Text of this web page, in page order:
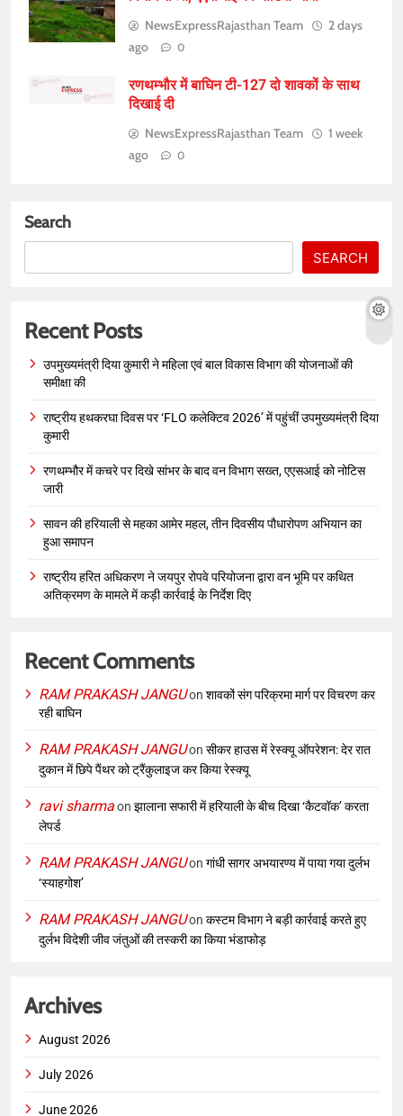
NewsExpressRajasthan Team
2 days
ago
0
रणथम्भौर में बाघिन टी-127 दो शावकों के साथ
दिखाई दी
NewsExpressRajasthan Team
1 week
ago
0
Search
SEARCH
Recent Posts
उपमुख्यमंत्री दिया कुमारी ने महिला एवं बाल विकास विभाग की योजनाओं की
समीक्षा की
राष्ट्रीय हथकरघा दिवस पर ‘FLO कलेक्टिव 2026’ में पहुंचीं उपमुख्यमंत्री दिया
कुमारी
रणथम्भौर में कचरे पर दिखे सांभर के बाद वन विभाग सख्त, एएसआई को नोटिस
जारी
सावन की हरियाली से महका आमेर महल, तीन दिवसीय पौधारोपण अभियान का
हुआ समापन
राष्ट्रीय हरित अधिकरण ने जयपुर रोपवे परियोजना द्वारा वन भूमि पर कथित
अतिक्रमण के मामले में कड़ी कार्रवाई के निर्देश दिए
Recent Comments
RAM PRAKASH JANGUon शावकों संग परिक्रमा मार्ग पर विचरण कर
रही बाघिन
RAM PRAKASH JANGUon सीकर हाउस में रेस्क्यू ऑपरेशन: देर रात
दुकान में छिपे पैंथर को ट्रैंकुलाइज कर किया रेस्क्यू
ravi sharmaon झालाना सफारी में हरियाली के बीच दिखा ‘कैटवॉक’ करता
लेपर्ड
RAM PRAKASH JANGUon गांधी सागर अभयारण्य में पाया गया दुर्लभ
‘स्याहगोश’
RAM PRAKASH JANGUon कस्टम विभाग ने बड़ी कार्रवाई करते हुए
दुर्लभ विदेशी जीव जंतुओं की तस्करी का किया भंडाफोड़
Archives
August 2026
July 2026
June 2026